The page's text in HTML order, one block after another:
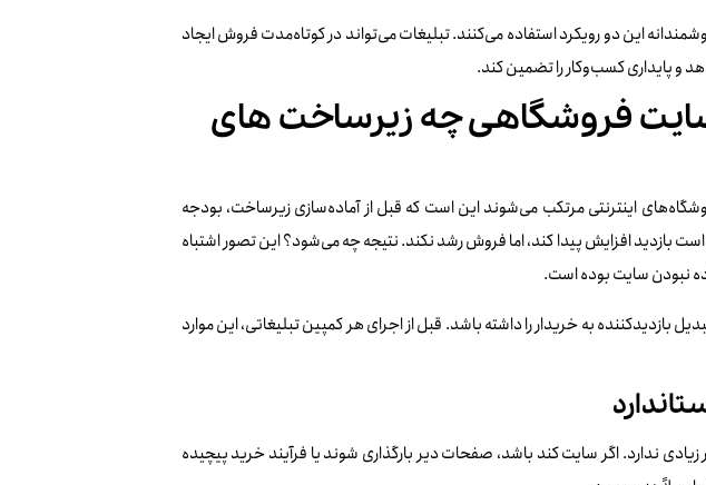
این دو رویکرد استفاده می‌کنند. تبلیغات می‌تواند در کوتاه‌مدت فروش ایجاد
و پایداری کسب‌وکار را تضمین کند.
فروشگاهی چه زیرساخت های
اینترنتی مرتکب می‌شوند این است که قبل از آماده‌سازی زیرساخت، بودجه
افزایش پیدا کند، اما فروش رشد نکند. نتیجه چه می‌شود؟ این تصور اشتباه
نبودن سایت بوده است.
بازدیدکننده به خریدار را داشته باشد. قبل از اجرای هر کمپین تبلیغاتی، این موارد
ندارد. اگر سایت کند باشد، صفحات دیر بارگذاری شوند یا فرآیند خرید پیچیده